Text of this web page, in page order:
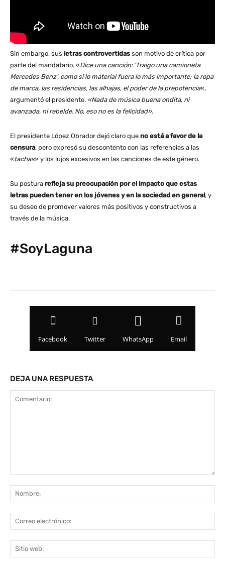
Sin embargo, sus letras controvertidas son motivo de crítica por
parte del mandatario. «Dice una canción: ‘Traigo una camioneta
Mercedes Benz’, como si lo material fuera lo más importante; la ropa
de marca, las residencias, las alhajas, el poder de la prepotencia«,
argumentó el presidente. «Nada de música buena ondita, ni
avanzada, ni rebelde. No, eso no es la felicidad».
El presidente López Obrador dejó claro que no está a favor de la
censura, pero expresó su descontento con las referencias a las
«tachas» y los lujos excesivos en las canciones de este género.
Su postura refleja su preocupación por el impacto que estas
letras pueden tener en los jóvenes y en la sociedad en general, y
su deseo de promover valores más positivos y constructivos a
través de la música.
#SoyLaguna
Facebook Twitter WhatsApp Email
DEJA UNA RESPUESTA